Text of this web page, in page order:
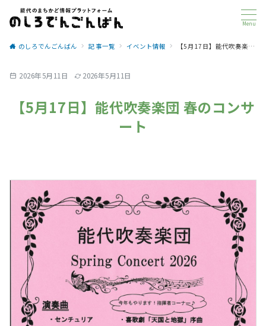
Menu
のしろでんごんばん 記事一覧 イベント情報 【5月17日】能代吹奏楽団 春のコンサート
2026年5月11日 2026年5月11日
【5月17日】能代吹奏楽団 春のコンサ
ート